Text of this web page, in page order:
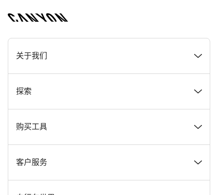
[footer.linksList.title]
关于我们
奖项
在 Canyon 工作
Canyon 新闻发布室
探索
新闻和故事
提示和建议
购买工具
找到您梦寐以求的 Canyon 自行车
客户服务